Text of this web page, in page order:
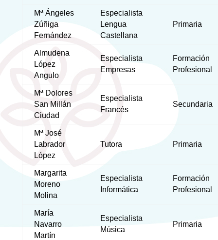
Mª Ángeles
Zúñiga
Fernández
Especialista
Lengua
Castellana
Primaria
Almudena
López
Angulo
Especialista
Empresas
Formación
Profesional
Mª Dolores
San Millán
Ciudad
Especialista
Francés
Secundaria
Mª José
Labrador
López
Tutora Primaria
Margarita
Moreno
Molina
Especialista
Informática
Formación
Profesional
María
Navarro
Martín
Especialista
Música
Primaria